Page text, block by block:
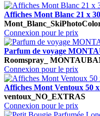
Affiches Mont Blanc 21 x
Connexion pour le prix
Parfum de voyage
Roomspray_
Connexion pour le prix
Affiches Mont Ventoux 50
ventoux_NO_EXTRAS
Connexion pour le prix